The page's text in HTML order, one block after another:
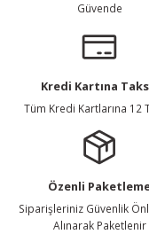
Güvende
Kredi Kartına
Tüm Kredi Kartlarına 12
Özenli
Siparişleriniz Güvenlik
Alınarak Paketlenir